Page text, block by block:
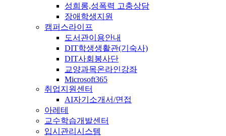
성희롱,성폭력 고충상담
장애학생지원
캠퍼스라이프
도서관이용안내
DIT학생생활관(기숙사)
DIT사회봉사단
교양과목온라인강좌
Microsoft365
취업지원센터
AI자기소개서/면접
아레테
교수학습개발센터
입시관리시스템